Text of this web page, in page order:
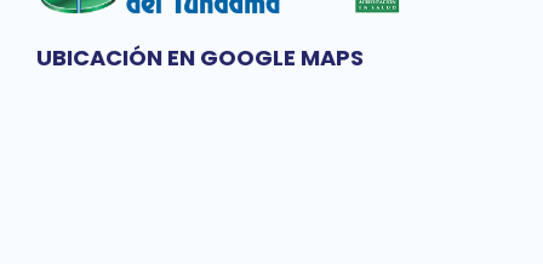
UBICACIÓN EN GOOGLE MAPS